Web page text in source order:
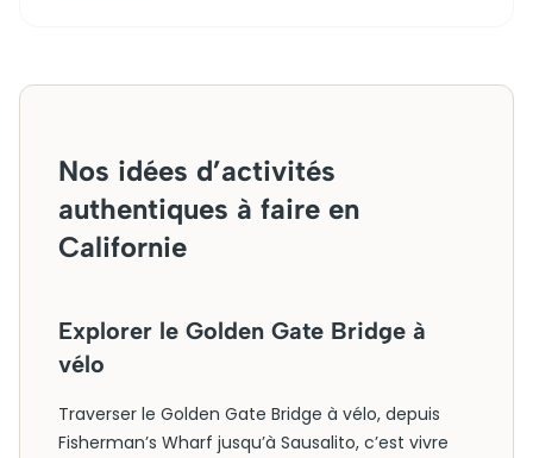
Nos idées d’activités
authentiques à faire en
Californie
Explorer le Golden Gate Bridge à
vélo
Traverser le Golden Gate Bridge à vélo, depuis
Fisherman’s Wharf jusqu’à Sausalito, c’est vivre